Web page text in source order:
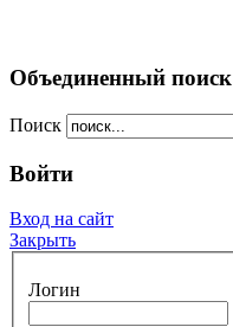
Объединенный поиск
Поиск
Войти
Вход на сайт
Закрыть
Логин